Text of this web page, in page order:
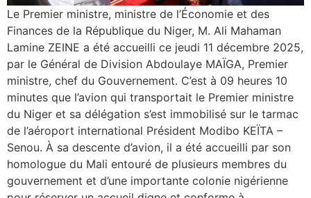
Le Premier ministre, ministre de l’Économie et des
Finances de la République du Niger, M. Ali Mahaman
Lamine ZEINE a été accueilli ce jeudi 11 décembre 2025,
par le Général de Division Abdoulaye MAÏGA, Premier
ministre, chef du Gouvernement. C’est à 09 heures 10
minutes que l’avion qui transportait le Premier ministre
du Niger et sa délégation s’est immobilisé sur le tarmac
de l’aéroport international Président Modibo KEÏTA –
Senou. À sa descente d’avion, il a été accueilli par son
homologue du Mali entouré de plusieurs membres du
gouvernement et d’une importante colonie nigérienne